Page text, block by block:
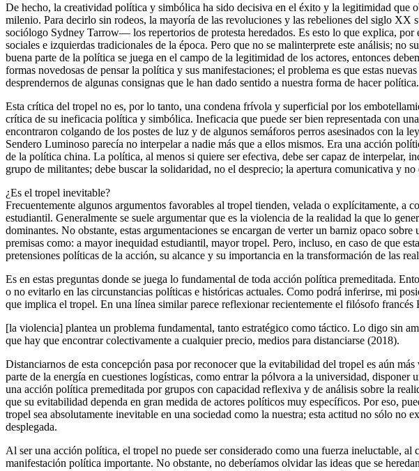
De hecho, la creatividad política y simbólica ha sido decisiva en el éxito y la legitimidad que
milenio. Para decirlo sin rodeos, la mayoría de las revoluciones y las rebeliones del siglo
sociólogo Sydney Tarrow— los repertorios de protesta heredados. Es esto lo que explica,
sociales e izquierdas tradicionales de la época. Pero que no se malinterprete este análisis;
buena parte de la política se juega en el campo de la legitimidad de los actores, entonces
formas novedosas de pensar la política y sus manifestaciones; el problema es que estas
desprendernos de algunas consignas que le han dado sentido a nuestra forma de hacer política.
Esta crítica del tropel no es, por lo tanto, una condena frívola y superficial por los
crítica de su ineficacia política y simbólica. Ineficacia que puede ser bien representada con
encontraron colgando de los postes de luz y de algunos semáforos perros asesinados con la
Sendero Luminoso parecía no interpelar a nadie más que a ellos mismos. Era una acción
de la política china. La política, al menos si quiere ser efectiva, debe ser capaz de interpelar,
grupo de militantes; debe buscar la solidaridad, no el desprecio; la apertura comunicativa y
¿Es el tropel inevitable?
Frecuentemente algunos argumentos favorables al tropel tienden, velada o explícitamente,
estudiantil. Generalmente se suele argumentar que es la violencia de la realidad la que lo
dominantes. No obstante, estas argumentaciones se encargan de verter un barniz opaco
premisas como: a mayor inequidad estudiantil, mayor tropel. Pero, incluso, en caso de que
pretensiones políticas de la acción, su alcance y su importancia en la transformación de las
Es en estas preguntas donde se juega lo fundamental de toda acción política premeditada.
o no evitarlo en las circunstancias políticas e históricas actuales. Como podrá inferirse, mi
que implica el tropel. En una línea similar parece reflexionar recientemente el filósofo
[la violencia] plantea un problema fundamental, tanto estratégico como táctico. Lo digo sin
que hay que encontrar colectivamente a cualquier precio, medios para distanciarse (2018).
Distanciarnos de esta concepción pasa por reconocer que la evitabilidad del tropel es aún
parte de la energía en cuestiones logísticas, como entrar la pólvora a la universidad,
una acción política premeditada por grupos con capacidad reflexiva y de análisis sobre la
que su evitabilidad dependa en gran medida de actores políticos muy específicos. Por eso,
tropel sea absolutamente inevitable en una sociedad como la nuestra; esta actitud no sólo
desplegada.
Al ser una acción política, el tropel no puede ser considerado como una fuerza ineluctable,
manifestación política importante. No obstante, no deberíamos olvidar las ideas que se